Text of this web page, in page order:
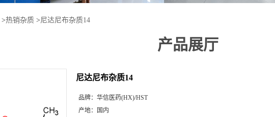
>热销杂质 >尼达尼布杂质14
产品展厅
尼达尼布杂质14
品牌： 华信医药(HX)/HST
产地：
国内